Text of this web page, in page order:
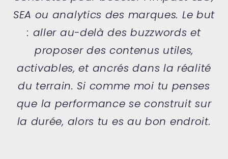
SEA ou analytics des marques. Le but
: aller au-delà des buzzwords et
proposer des contenus utiles,
activables, et ancrés dans la réalité
du terrain. Si comme moi tu penses
que la performance se construit sur
la durée, alors tu es au bon endroit.